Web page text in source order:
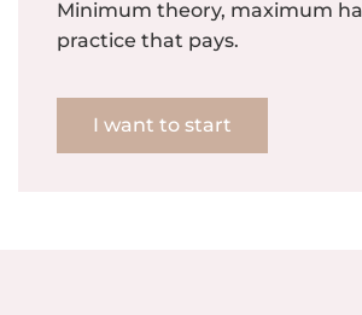
Minimum theory, maximum
practice that pays.
I want to start